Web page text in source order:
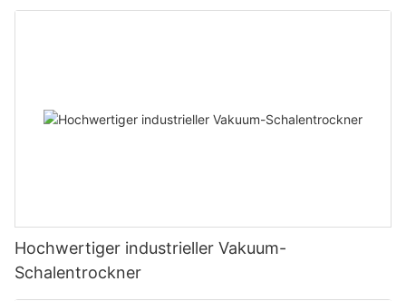
Hochwertiger industrieller Vakuum-
Schalentrockner